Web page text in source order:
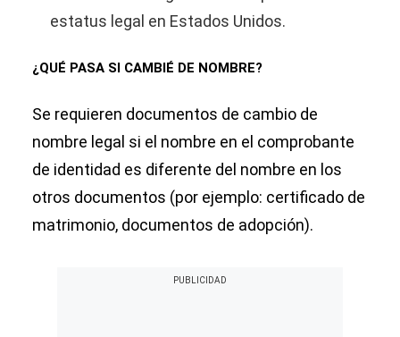
estatus legal en Estados Unidos.
¿QUÉ PASA SI CAMBIÉ DE NOMBRE?
Se requieren documentos de cambio de
nombre legal si el nombre en el comprobante
de identidad es diferente del nombre en los
otros documentos (por ejemplo: certificado de
matrimonio, documentos de adopción).